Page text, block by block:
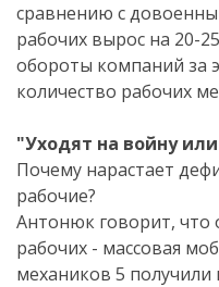
сравнению с
рабочих вырос на 20-
обороты компаний за
количество рабочих
"Уходят на войну
Почему нарастает
рабочие?
Антонюк говорит, что
рабочих - массовая
механиков 5 получили